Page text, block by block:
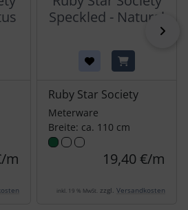
m
Speckled - Natural
Ruby Star Society
Meterware
Breite: ca. 110 cm
19,40 €/m
inkl. 19 % MwSt. zzgl. Versandkosten